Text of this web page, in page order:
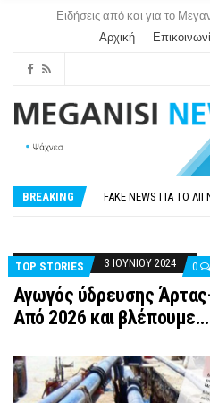
Ειδήσεις από και για το
Αρχική
BREAKING
TOP STORIES
3 ΙΟΥΝΊΟΥ 2024 0
Αγωγός ύδρευσης
Από 2026 και βλέπουμε…